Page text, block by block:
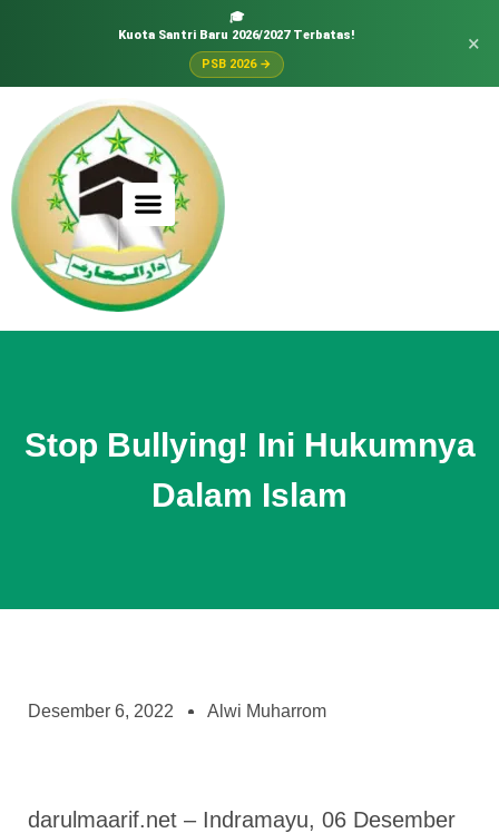
🎓
Kuota Santri Baru 2026/2027 Terbatas!
PSB 2026 →
×
Stop Bullying! Ini Hukumnya
Dalam Islam
Desember 6, 2022 Alwi Muharrom
darulmaarif.net – Indramayu, 06 Desember